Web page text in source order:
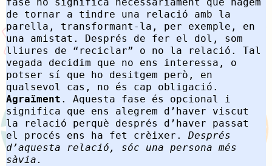
de tornar a tindre una relació amb la
parella, transformant-la, per exemple, en
una amistat. Després de fer el dol, som
lliures de “reciclar” o no la relació. Tal
vegada decidim que no ens interessa, o
potser sí que ho desitgem però, en
qualsevol cas, no és cap obligació.
Agraïment . Aquesta fase és opcional i
significa que ens alegrem d’haver viscut
la relació perquè després d’haver passat
el procés ens ha fet crèixer. Després
d’aquesta relació, sóc una persona més
sàvia.